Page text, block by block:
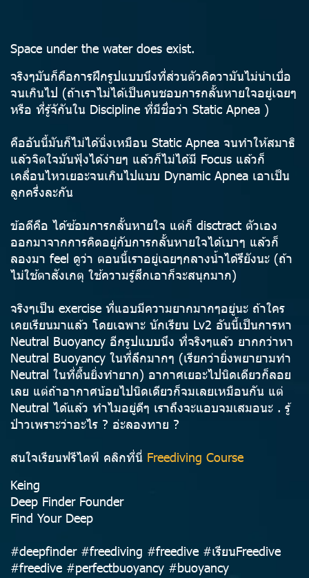
Space under the water does exist.
จริงๆมันก็คือการฝึกรูปแบบนึงที่ส่วนตัวคิดวามันไม่น่าเบื่อ
จนเกินไป (ถ้าเราไม่ได้เป็นคนชอบการกลั้นหายใจอยู่เฉยๆ
หรือ ที่รู้จักันใน Discipline ที่มีชื่อว่า Static Apnea )
คืออันนี้มันก็ไม่ได้นิ่งเหมือน Static Apnea จนทำให้สมาธิ
แล้วจิตใจมันฟุ้งได้ง่ายๆ แล้วก็ไม่ได้มี Focus แล้วก็
เคลื่อนไหวเยอะจนเกินไปแบบ Dynamic Apnea เอาเป็น
ลูกครึ่งละกัน
ข้อดีคือ ได้ซ้อมการกลั้นหายใจ แต่ก็ disctract ตัวเอง
ออกมาจากการคิดอยู่กับการกลั้นหายใจได้เบาๆ แล้วก็
ลองมา feel ดูว่า ตอนนี้เราอยู่เฉยๆกลางน้ำได้รึยังนะ (ถ้า
ไม่ใช้ตาสังเกตุ ใช้ความรู้สึกเอาก็จะสนุกมาก)
จริงๆเป็น exercise ที่แอบมีความยากมากๆอยู่นะ ถ้าใคร
เคยเรียนมาแล้ว โดยเฉพาะ นักเรียน Lv2 อันนี้เป็นการหา
Neutral Buoyancy อีกรูปแบบนึง ที่จริงๆแล้ว ยากกว่าหา
Neutral Buoyancy ในที่ลึกมากๆ (เรียกว่ายิ่งพยายามทำ
Neutral ในที่ตื้นยิ่งทำยาก) อากาศเยอะไปนิดเดียวก็ลอย
เลย แต่ถ้าอากาศน้อยไปนิดเดียวก็จมเลยเหมือนกัน แต่
Neutral ได้แล้ว ทำไมอยู่ดีๆ เราถึงจะแอบจมเสมอนะ . รู้
ป่าวเพราะว่าอะไร ? อ่ะลองทาย ?
สนใจเรียนฟรีไดฟ์ คลิกที่นี่ Freediving Course
Keing
Deep Finder Founder
Find Your Deep
#deepfinder #freediving #freedive #เรียนFreedive
#freedive #perfectbuoyancy #buoyancy